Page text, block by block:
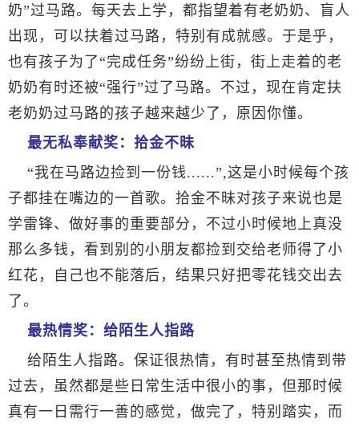
奶”过马路。每天去上学，都指望着有老奶奶、盲人
出现，可以扶着过马路，特别有成就感。于是乎，
也有孩子为了“完成任务”纷纷上街，街上走着的老
奶奶有时还被“强行”过了马路。不过，现在肯定扶
老奶奶过马路的孩子越来越少了，原因你懂。
最无私奉献奖：拾金不昧
“我在马路边捡到一份钱......”,这是小时候每个孩
子都挂在嘴边的一首歌。拾金不昧对孩子来说也是
学雷锋、做好事的重要部分，不过小时候地上真没
那么多钱，看到别的小朋友都捡到交给老师得了小
红花，自己也不能落后，结果只好把零花钱交出去
了。
最热情奖：给陌生人指路
给陌生人指路。保证很热情，有时甚至热情到带
过去，虽然都是些日常生活中很小的事，但那时候
真有一日需行一善的感觉，做完了，特别踏实，而